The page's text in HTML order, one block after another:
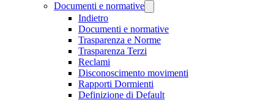
Documenti e normative
Indietro
Documenti e normative
Trasparenza e Norme
Trasparenza Terzi
Reclami
Disconoscimento movimenti
Rapporti Dormienti
Definizione di Default